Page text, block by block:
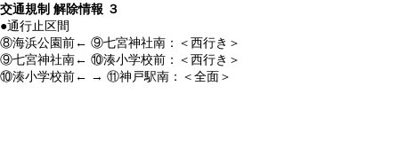
交通規制 解除情報 ３
●通行止区間
⑧海浜公園前← ⑨七宮神社南：＜西行き＞
⑨七宮神社南← ⑩湊小学校前：＜西行き＞
⑩湊小学校前← → ⑪神戸駅南：＜全面＞